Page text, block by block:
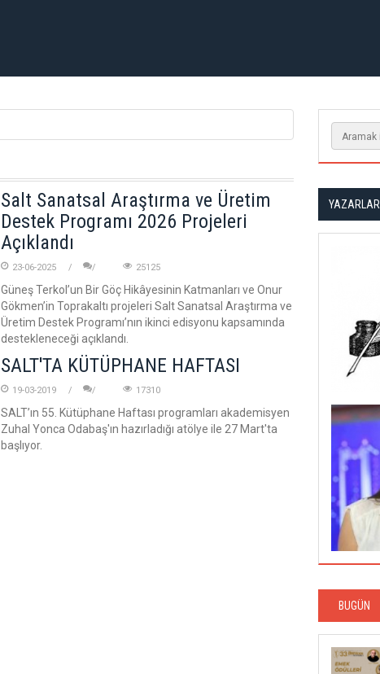
Salt Sanatsal Araştırma ve Üretim
Destek Programı 2026 Projeleri
Açıklandı
23-06-2025 25125
Güneş Terkol’un Bir Göç Hikâyesinin Katmanları ve Onur
Gökmen’in Toprakaltı projeleri Salt Sanatsal Araştırma ve
Üretim Destek Programı’nın ikinci edisyonu kapsamında
destekleneceği açıklandı.
SALT'TA KÜTÜPHANE HAFTASI
19-03-2019 17310
SALT’ın 55. Kütüphane Haftası programları akademisyen
Zuhal Yonca Odabaş'ın hazırladığı atölye ile 27 Mart'ta
başlıyor.
YAZARLAR
BUGÜN